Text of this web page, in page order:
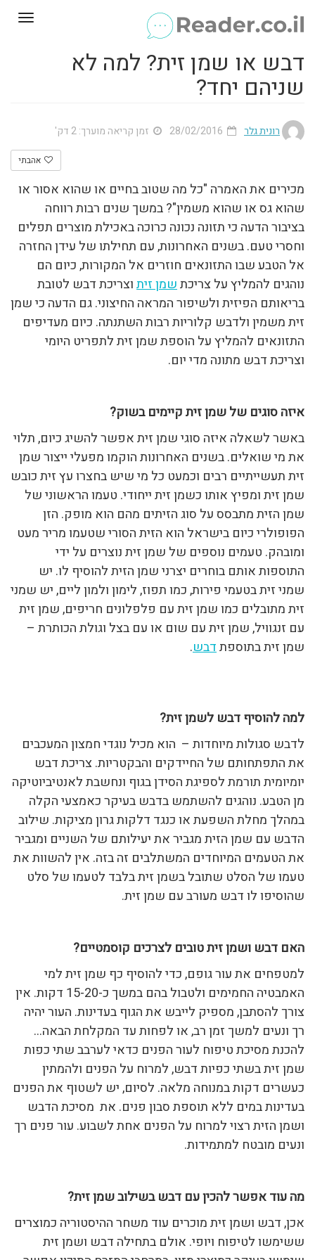
דבש או שמן זית? למה לא
שניהם יחד?
רונית גלר זמן קריאה מוערך: 2 דק'
אהבתי
מכירים את האמרה "כל מה שטוב בחיים או שהוא אסור או
שהוא גס או שהוא משמין"? במשך שנים רבות רווחה
בציבור הדעה כי תזונה נכונה כרוכה באכילת מוצרים תפלים
וחסרי טעם. בשנים האחרונות, עם תחילתו של עידן החזרה
אל הטבע שבו התזונאים חוזרים אל המקורות, כיום הם
נוהגים להמליץ על צריכתשמן זיתוצריכת דבש לטובת
בריאותם הפיזית ולשיפור המראה החיצוני. גם הדעה כי שמן
זית משמין ולדבש קלוריות רבות השתנתה. כיום מעדיפים
התזונאים להמליץ על הוספת שמן זית לתפריט היומי
וצריכת דבש מתונה מדי יום.
איזה סוגים של שמן זית קיימים בשוק?
באשר לשאלה איזה סוגי שמן זית אפשר להשיג כיום, תלוי
את מי שואלים. בשנים האחרונות הוקמו מפעלי ייצור שמן
זית תעשייתיים רבים וכמעט כל מי שיש בחצרו עץ זית כובש
שמן זית ומפיץ אותו כשמן זית ייחודי. טעמו הראשוני של
שמן הזית מתבסס על סוג הזיתים מהם הוא מופק. הזן
הפופולרי כיום בישראל הוא הזית הסורי שטעמו מריר מעט
ומובהק. טעמים נוספים של שמן זית נוצרים על ידי
התוספות אותם בוחרים יצרני שמן הזית להוסיף לו. יש
שמני זית בטעמי פירות, כמו תפוז, לימון ולמון ליים, יש שמני
זית מתובלים כמו שמן זית עם פלפלונים חריפים, שמן זית
עם זנגוויל, שמן זית עם שום או עם בצל וגולת הכותרת –
שמן זית בתוספתדבש.
למה להוסיף דבש לשמן זית?
לדבש סגולות מיוחדות – הוא מכיל נוגדי חמצון המעכבים
את התפתחותם של החיידקים והבקטריות. צריכת דבש
יומיומית תורמת לספיגת הסידן בגוף ונחשבת לאנטיביוטיקה
מן הטבע. נוהגים להשתמש בדבש בעיקר כאמצעי הקלה
במהלך מחלת השפעת או כנגד דלקות גרון מציקות. שילוב
הדבש עם שמן הזית מגביר את יעילותם של השניים ומגביר
את הטעמים המיוחדים המשתלבים זה בזה. אין להשוות את
טעמו של הסלט שתובל בשמן זית בלבד לטעמו של סלט
שהוסיפו לו דבש מעורב עם שמן זית.
האם דבש ושמן זית טובים לצרכים קוסמטיים?
למטפחים את עור גופם, כדי להוסיף כף שמן זית למי
האמבטיה החמימים ולטבול בהם במשך כ-15-20 דקות. אין
צורך להסתבן, מספיק לייבש את הגוף בעדינות. העור יהיה
רך ונעים למשך זמן רב, או לפחות עד המקלחת הבאה…
להכנת מסיכת טיפוח לעור הפנים כדאי לערבב שתי כפות
שמן זית בשתי כפיות דבש, למרוח על הפנים ולהמתין
כעשרים דקות במנוחה מלאה. לסיום, יש לשטוף את הפנים
בעדינות במים ללא תוספת סבון פנים. את מסיכת הדבש
ושמן הזית רצוי למרוח על הפנים אחת לשבוע. עור פנים רך
ונעים מובטח למתמידות.
מה עוד אפשר להכין עם דבש בשילוב שמן זית?
אכן, דבש ושמן זית מוכרים עוד משחר ההיסטוריה כמוצרים
ששימשו לטיפוח ויופי. אולם בתחילה דבש ושמן זית